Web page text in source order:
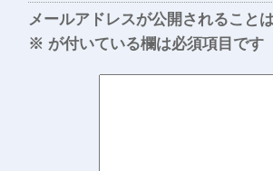
メールアドレスが公開されること
※ が付いている欄は必須項目です